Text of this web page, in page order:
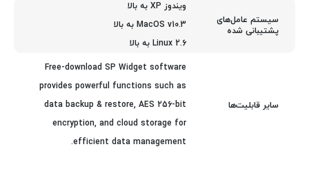
سیستم عامل‌های
پشتیبانی شده
ویندوز XP به بالا
MacOS v10.3 به بالا
Linux 2.6 به بالا
سایر قابلیت‌ها
Free-download SP Widget software
provides powerful functions such as
data backup & restore, AES 256-bit
encryption, and cloud storage for
efficient data management.